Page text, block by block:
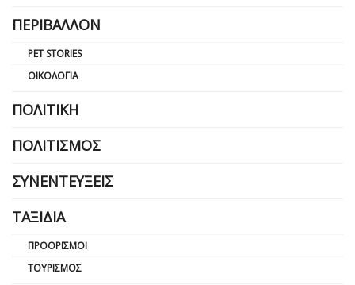
ΠΕΡΙΒΆΛΛΟΝ
PET STORIES
ΟΙΚΟΛΟΓΊΑ
ΠΟΛΙΤΙΚΉ
ΠΟΛΙΤΙΣΜΌΣ
ΣΥΝΕΝΤΕΎΞΕΙΣ
ΤΑΞΊΔΙΑ
ΠΡΟΟΡΙΣΜΟΊ
ΤΟΥΡΙΣΜΌΣ